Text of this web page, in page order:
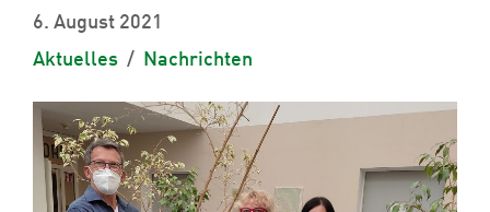
6. August 2021
Aktuelles
Nachrichten